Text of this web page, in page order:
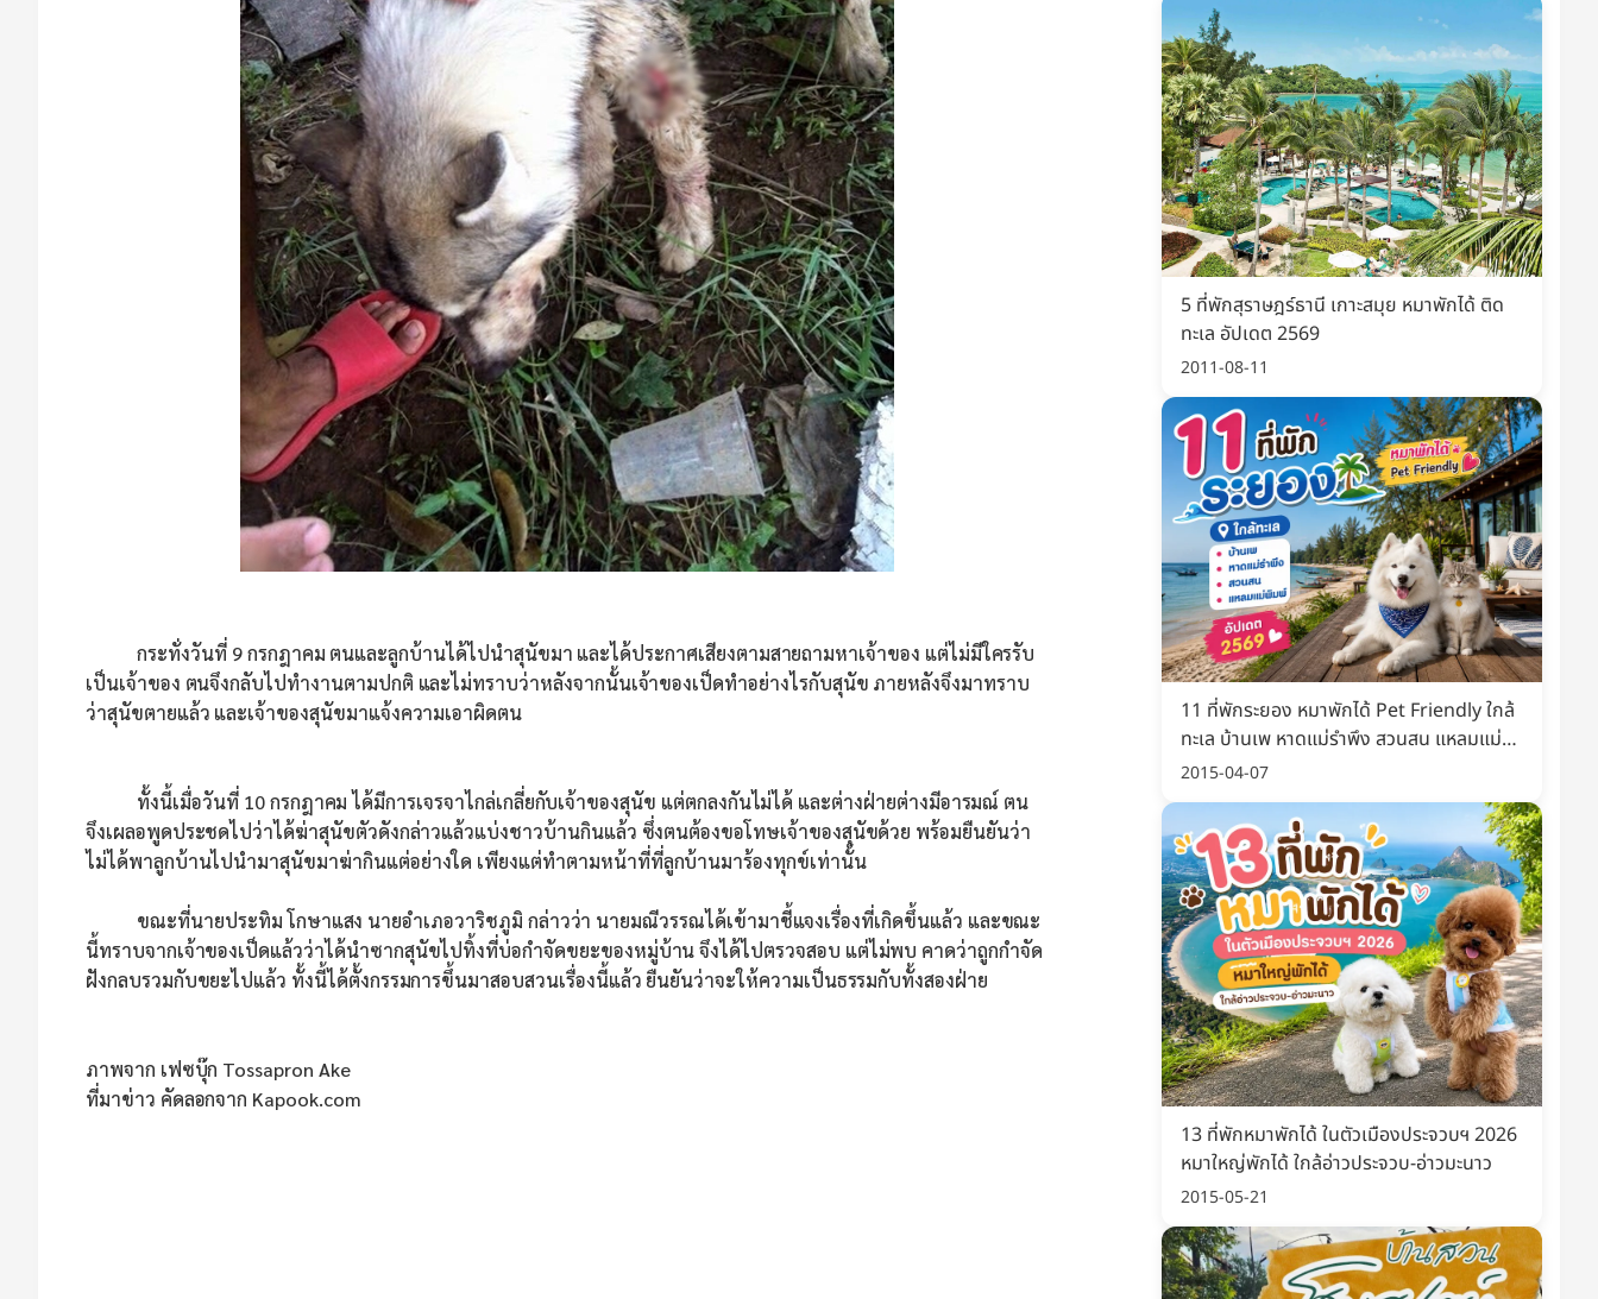
กระทั่งวันที่ 9 กรกฎาคม ตนและลูกบ้านได้ไปนำสุนัขมา และได้ประกาศเสียงตามสายถามหาเจ้าของ แต่ไม่มีใครรับ
เป็นเจ้าของ ตนจึงกลับไปทำงานตามปกติ และไม่ทราบว่าหลังจากนั้นเจ้าของเป็ดทำอย่างไรกับสุนัข ภายหลังจึงมาทราบ
ว่าสุนัขตายแล้ว และเจ้าของสุนัขมาแจ้งความเอาผิดตน
ทั้งนี้เมื่อวันที่ 10 กรกฎาคม ได้มีการเจรจาไกล่เกลี่ยกับเจ้าของสุนัข แต่ตกลงกันไม่ได้ และต่างฝ่ายต่างมีอารมณ์ ตน
จึงเผลอพูดประชดไปว่าได้ฆ่าสุนัขตัวดังกล่าวแล้วแบ่งชาวบ้านกินแล้ว ซึ่งตนต้องขอโทษเจ้าของสุนัขด้วย พร้อมยืนยันว่า
ไม่ได้พาลูกบ้านไปนำมาสุนัขมาฆ่ากินแต่อย่างใด เพียงแต่ทำตามหน้าที่ที่ลูกบ้านมาร้องทุกข์เท่านั้น
ขณะที่นายประทิม โกษาแสง นายอำเภอวาริชภูมิ กล่าวว่า นายมณีวรรณได้เข้ามาชี้แจงเรื่องที่เกิดขึ้นแล้ว และขณะ
นี้ทราบจากเจ้าของเป็ดแล้วว่าได้นำซากสุนัขไปทิ้งที่บ่อกำจัดขยะของหมู่บ้าน จึงได้ไปตรวจสอบ แต่ไม่พบ คาดว่าถูกกำจัด
ฝังกลบรวมกับขยะไปแล้ว ทั้งนี้ได้ตั้งกรรมการขึ้นมาสอบสวนเรื่องนี้แล้ว ยืนยันว่าจะให้ความเป็นธรรมกับทั้งสองฝ่าย
ภาพจาก เฟซบุ๊ก Tossapron Ake
ที่มาข่าว คัดลอกจาก Kapook.com
5 ที่พักสุราษฎร์ธานี เกาะสมุย หมาพักได้ ติด
ทะเล อัปเดต 2569
2011-08-11
11 ที่พักระยอง หมาพักได้ Pet Friendly ใกล้
ทะเล บ้านเพ หาดแม่รำพึง สวนสน แหลมแม่
พิมพ์ อัปเดต 2569
2015-04-07
13 ที่พักหมาพักได้ ในตัวเมืองประจวบฯ 2026
หมาใหญ่พักได้ ใกล้อ่าวประจวบ-อ่าวมะนาว
2015-05-21